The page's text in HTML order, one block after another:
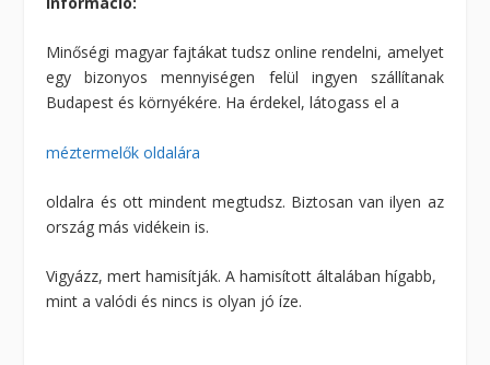
Minőségi magyar fajtákat tudsz online rendelni, amelyet
egy bizonyos mennyiségen felül ingyen szállítanak
Budapest és környékére. Ha érdekel, látogass el a
méztermelők oldalára
oldalra és ott mindent megtudsz. Biztosan van ilyen az
ország más vidékein is.
Vigyázz, mert hamisítják. A hamisított általában hígabb,
mint a valódi és nincs is olyan jó íze.